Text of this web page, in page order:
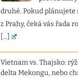
druhé. Pokud
z Prahy, čeká vás řada
[...]
Vietnam vs. Thajsko:
delta Mekongu, nebo